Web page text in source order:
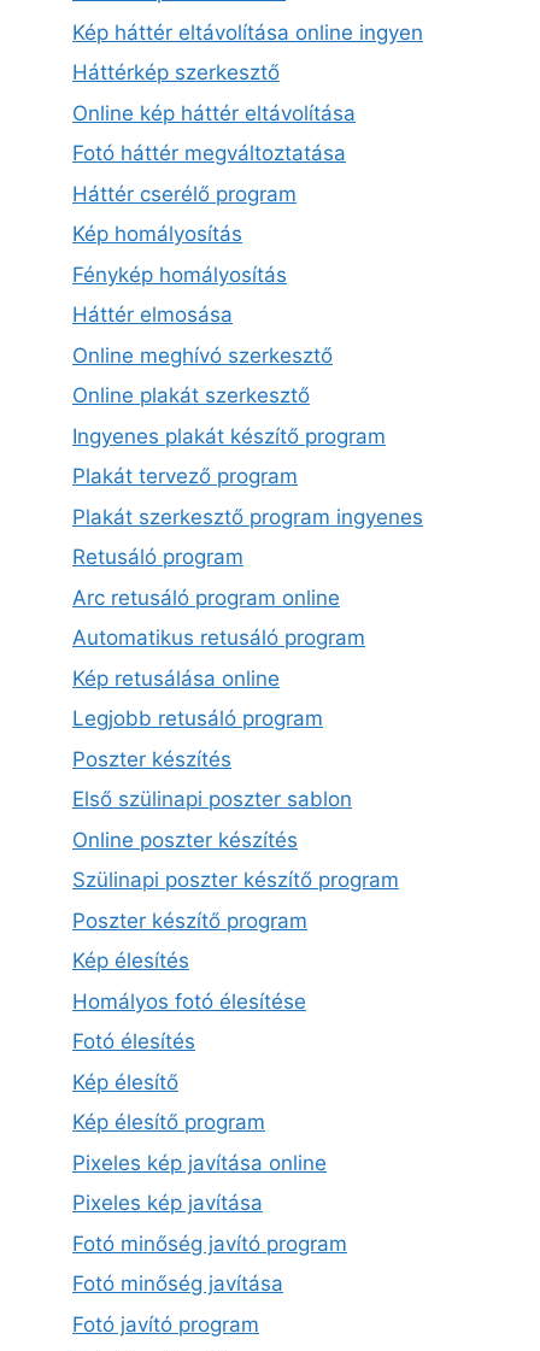
Kép háttér eltávolítása online ingyen
Háttérkép szerkesztő
Online kép háttér eltávolítása
Fotó háttér megváltoztatása
Háttér cserélő program
Kép homályosítás
Fénykép homályosítás
Háttér elmosása
Online meghívó szerkesztő
Online plakát szerkesztő
Ingyenes plakát készítő program
Plakát tervező program
Plakát szerkesztő program ingyenes
Retusáló program
Arc retusáló program online
Automatikus retusáló program
Kép retusálása online
Legjobb retusáló program
Poszter készítés
Első szülinapi poszter sablon
Online poszter készítés
Szülinapi poszter készítő program
Poszter készítő program
Kép élesítés
Homályos fotó élesítése
Fotó élesítés
Kép élesítő
Kép élesítő program
Pixeles kép javítása online
Pixeles kép javítása
Fotó minőség javító program
Fotó minőség javítása
Fotó javító program